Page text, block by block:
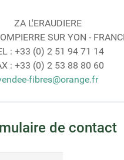
ZA L'ERAUDIERE
SUR YON -
: +33 (0) 2 51 94 71 14
: +33 (0) 2 53 88 80 60
fibres@orange.fr
de contact